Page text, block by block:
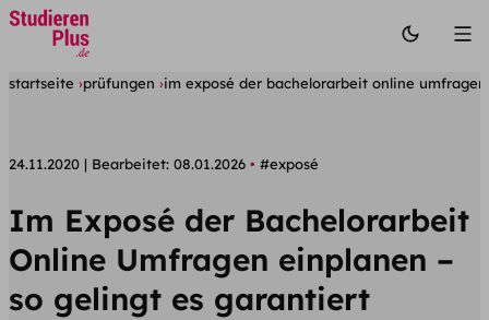
startseite prüfungen im exposé der bachelorarbeit online
24.11.2020 Bearbeitet: 08.01.2026 #exposé
Im Exposé der Bachelorarbeit
Online Umfragen einplanen –
so gelingt es garantiert